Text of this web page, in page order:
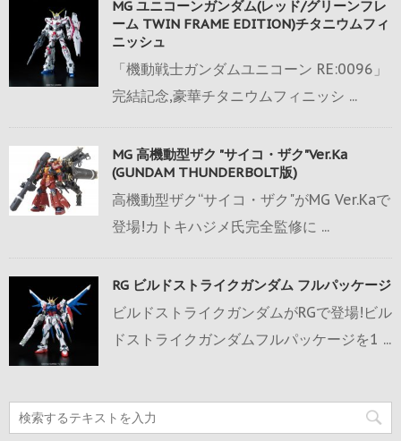
MG ユニコーンガンダム(レッド/グリーンフレ
ーム TWIN FRAME EDITION)チタニウムフィ
ニッシュ
「機動戦士ガンダムユニコーン RE:0096」
完結記念,豪華チタニウムフィニッシ ...
MG 高機動型ザク "サイコ・ザク"Ver.Ka
(GUNDAM THUNDERBOLT版)
高機動型ザク“サイコ・ザク"がMG Ver.Kaで
登場!カトキハジメ氏完全監修に ...
RG ビルドストライクガンダム フルパッケージ
ビルドストライクガンダムがRGで登場!ビル
ドストライクガンダムフルパッケージを1 ...